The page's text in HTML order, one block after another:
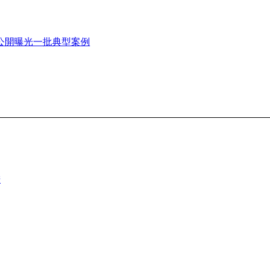
開曝光一批典型案例